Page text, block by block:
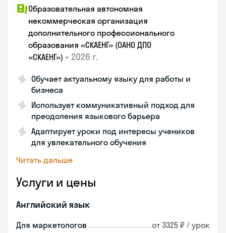
Образовательная автономная
некоммерческая организация
дополнительного профессионального
образования «СКАЕНГ» (ОАНО ДПО
«СКАЕНГ») • 2026 г.
Обучает актуальному языку для работы и
бизнеса
Использует коммуникативный подход для
преодоления языкового барьера
Адаптирует уроки под интересы учеников
для увлекательного обучения
Читать дальше
Услуги и цены
Английский язык
Для маркетологов от 3325 ₽ / урок